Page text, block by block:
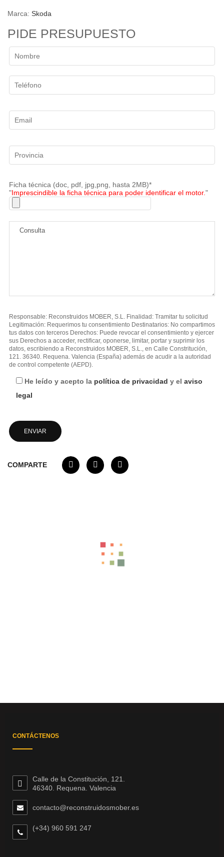
Marca: Skoda
PIDE PRESUPUESTO
Ficha técnica (doc, pdf, jpg,png, hasta 2MB)*
"Imprescindible la ficha técnica para poder identificar el motor."
Responsable: Reconstruidos MOBER, S.L. Finalidad: Tramitar tu solicitud
Legitimación: Requerimos tu consentimiento Destinatarios: No compartimos
tus datos con terceros Derechos: Puede revocar el consentimiento y ejercer
sus Derechos a acceder, rectificar, oponerse, limitar, portar y suprimir los
datos, escribiendo a Reconstruidos MOBER, S.L., en Calle Constritución,
121. 36340. Requena. Valencia (España) además de acudir a la autoridad
de control competente (AEPD).
He leído y acepto la política de privacidad y el aviso
legal
COMPARTE
CONTÁCTENOS
Calle de la Constitución, 121.
46340. Requena. Valencia
contacto@reconstruidosmober.es
(+34) 960 591 247